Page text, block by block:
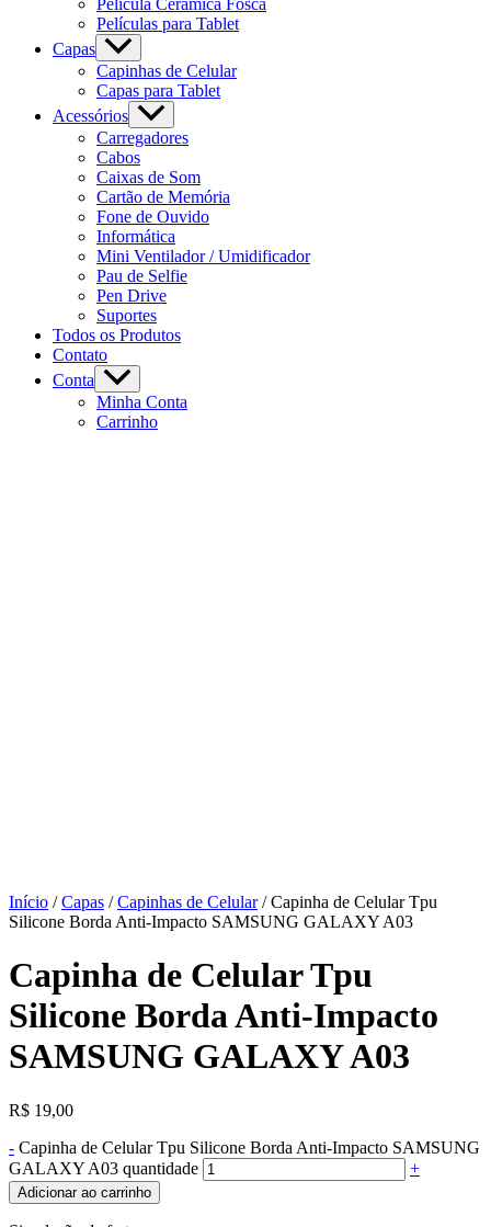
Películas para Tablet
Capas
Capinhas de Celular
Capas para Tablet
Acessórios
Carregadores
Cabos
Caixas de Som
Cartão de Memória
Fone de Ouvido
Informática
Mini Ventilador / Umidificador
Pau de Selfie
Pen Drive
Suportes
Todos os Produtos
Contato
Conta
Minha Conta
Carrinho
Início /Capas /Capinhas de Celular/ Capinha de Celular Tpu
Silicone Borda Anti-Impacto SAMSUNG GALAXY A03
Capinha de Celular Tpu
Silicone Borda Anti-Impacto
SAMSUNG GALAXY A03
R$ 19,00
- Capinha de Celular Tpu Silicone Borda Anti-Impacto SAMSUNG
GALAXY A03 quantidade
+
Adicionar ao carrinho